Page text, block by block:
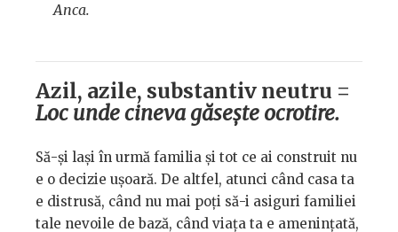
Anca.
Azil, azile, substantiv neutru =
Loc unde cineva găsește ocrotire.
Să-și lași în urmă familia și tot ce ai construit nu
e o decizie ușoară. De altfel, atunci când casa ta
e distrusă, când nu mai poți să-i asiguri familiei
tale nevoile de bază, când viața ta e amenințată,